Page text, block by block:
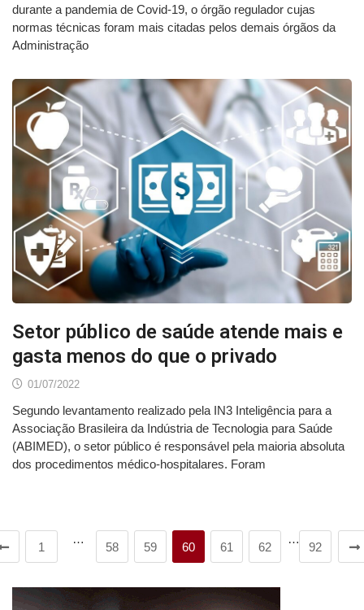
durante a pandemia de Covid-19, o órgão regulador cujas
normas técnicas foram mais citadas pelos demais órgãos da
Administração
Setor público de saúde atende mais e
gasta menos do que o privado
01/07/2022
Segundo levantamento realizado pela IN3 Inteligência para a
Associação Brasileira da Indústria de Tecnologia para Saúde
(ABIMED), o setor público é responsável pela maioria absoluta
dos procedimentos médico-hospitalares. Foram
1
…
58 59 60 61 62
…
92